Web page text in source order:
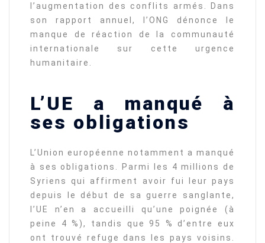
l’augmentation des conflits armés. Dans
son rapport annuel, l’ONG dénonce le
manque de réaction de la communauté
internationale sur cette urgence
humanitaire.
L’UE a manqué à
ses obligations
L’Union européenne notamment a manqué
à ses obligations. Parmi les 4 millions de
Syriens qui affirment avoir fui leur pays
depuis le début de sa guerre sanglante,
l’UE n’en a accueilli qu’une poignée (à
peine 4 %), tandis que 95 % d’entre eux
ont trouvé refuge dans les pays voisins.